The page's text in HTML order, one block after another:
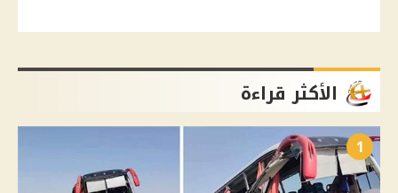
الأكثر قراءة
1